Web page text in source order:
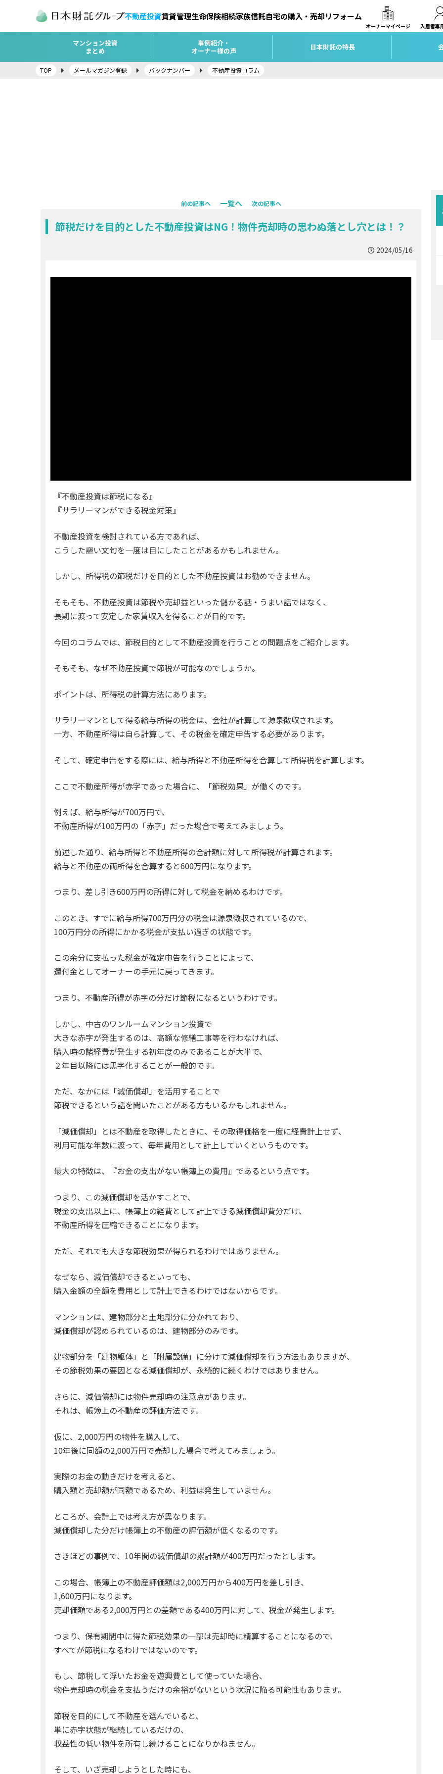
不動産投資賃貸管理生命保険相続家族信託自宅の購入・売却リフォーム
オーナーマイページ 入居者専
マンション投資
まとめ
事例紹介・
オーナー様の声
日本財託の特長
TOP メールマガジン登録 バックナンバー 不動産投資コラム
前の記事へ 一覧へ 次の記事へ
節税だけを目的とした不動産投資はNG！物件売却時の思わぬ落とし穴とは！？
2024/05/16
『不動産投資は節税になる』
『サラリーマンができる税金対策』
不動産投資を検討されている方であれば、
こうした謳い文句を一度は目にしたことがあるかもしれません。
しかし、所得税の節税だけを目的とした不動産投資はお勧めできません。
そもそも、不動産投資は節税や売却益といった儲かる話・うまい話ではなく、
長期に渡って安定した家賃収入を得ることが目的です。
今回のコラムでは、節税目的として不動産投資を行うことの問題点をご紹介します。
そもそも、なぜ不動産投資で節税が可能なのでしょうか。
ポイントは、所得税の計算方法にあります。
サラリーマンとして得る給与所得の税金は、会社が計算して源泉徴収されます。
一方、不動産所得は自ら計算して、その税金を確定申告する必要があります。
そして、確定申告をする際には、給与所得と不動産所得を合算して所得税を計算します。
ここで不動産所得が赤字であった場合に、「節税効果」が働くのです。
例えば、給与所得が700万円で、
不動産所得が100万円の「赤字」だった場合で考えてみましょう。
前述した通り、給与所得と不動産所得の合計額に対して所得税が計算されます。
給与と不動産の両所得を合算すると600万円になります。
つまり、差し引き600万円の所得に対して税金を納めるわけです。
このとき、すでに給与所得700万円分の税金は源泉徴収されているので、
100万円分の所得にかかる税金が支払い過ぎの状態です。
この余分に支払った税金が確定申告を行うことによって、
還付金としてオーナーの手元に戻ってきます。
つまり、不動産所得が赤字の分だけ節税になるというわけです。
しかし、中古のワンルームマンション投資で
大きな赤字が発生するのは、高額な修繕工事等を行わなければ、
購入時の諸経費が発生する初年度のみであることが大半で、
２年目以降には黒字化することが一般的です。
ただ、なかには「減価償却」を活用することで
節税できるという話を聞いたことがある方もいるかもしれません。
「減価償却」とは不動産を取得したときに、その取得価格を一度に経費計上せず、
利用可能な年数に渡って、毎年費用として計上していくというものです。
最大の特徴は、『お金の支出がない帳簿上の費用』であるという点です。
つまり、この減価償却を活かすことで、
現金の支出以上に、帳簿上の経費として計上できる減価償却費分だけ、
不動産所得を圧縮できることになります。
ただ、それでも大きな節税効果が得られるわけではありません。
なぜなら、減価償却できるといっても、
購入金額の全額を費用として計上できるわけではないからです。
マンションは、建物部分と土地部分に分かれており、
減価償却が認められているのは、建物部分のみです。
建物部分を「建物躯体」と「附属設備」に分けて減価償却を行う方法もありますが、
その節税効果の要因となる減価償却が、永続的に続くわけではありません。
さらに、減価償却には物件売却時の注意点があります。
それは、帳簿上の不動産の評価方法です。
仮に、2,000万円の物件を購入して、
10年後に同額の2,000万円で売却した場合で考えてみましょう。
実際のお金の動きだけを考えると、
購入額と売却額が同額であるため、利益は発生していません。
ところが、会計上では考え方が異なります。
減価償却した分だけ帳簿上の不動産の評価額が低くなるのです。
さきほどの事例で、10年間の減価償却の累計額が400万円だったとします。
この場合、帳簿上の不動産評価額は2,000万円から400万円を差し引き、
1,600万円になります。
売却価額である2,000万円との差額である400万円に対して、税金が発生します。
つまり、保有期間中に得た節税効果の一部は売却時に精算することになるので、
すべてが節税になるわけではないのです。
もし、節税して浮いたお金を遊興費として使っていた場合、
物件売却時の税金を支払うだけの余裕がないという状況に陥る可能性もあります。
節税を目的にして不動産を選んでいると、
単に赤字状態が継続しているだけの、
収益性の低い物件を所有し続けることになりかねません。
そして、いざ売却しようとした時にも、